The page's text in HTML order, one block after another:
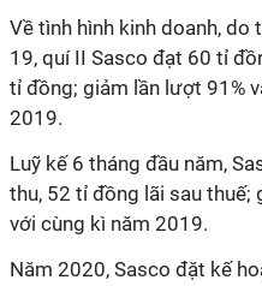
Về tình hình kinh doanh, do
19, quí II Sasco đạt 60 tỉ
tỉ đồng; giảm lần lượt 91%
2019.
Luỹ kế 6 tháng đầu năm,
thu, 52 tỉ đồng lãi sau thuế;
với cùng kì năm 2019.
Năm 2020, Sasco đặt kế